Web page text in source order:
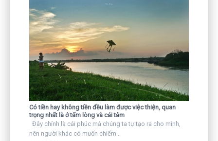
Có tiền hay không tiền đều làm được việc thiện, quan
trọng nhất là ở tấm lòng và cái tâm
Đây chính là cái phúc mà chúng ta tự tạo ra cho mình,
nên người khác có muốn chiếm...